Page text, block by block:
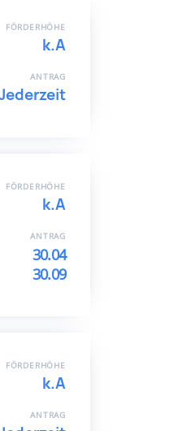
FÖRDERHÖHE
k.A
ANTRAG
FÖRDERHÖHE
k.A
ANTRAG
30.04
30.09
FÖRDERHÖHE
k.A
ANTRAG